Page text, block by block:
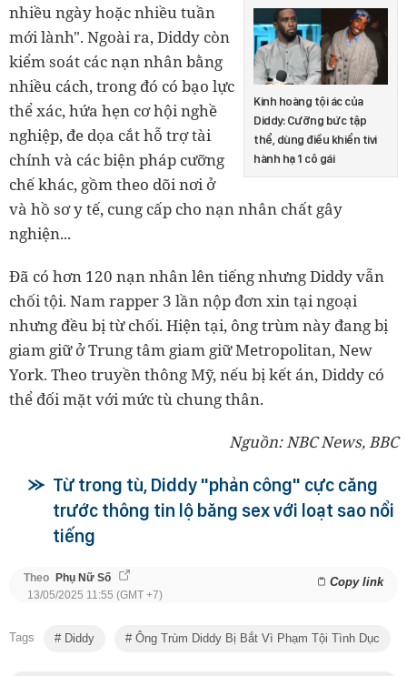
Kinh hoàng tội ác của
Diddy: Cưỡng bức tập
thể, dùng điều khiển tivi
hành hạ 1 cô gái
nhiều ngày hoặc nhiều tuần
mới lành". Ngoài ra, Diddy còn
kiểm soát các nạn nhân bằng
nhiều cách, trong đó có bạo lực
thể xác, hứa hẹn cơ hội nghề
nghiệp, đe dọa cắt hỗ trợ tài
chính và các biện pháp cưỡng
chế khác, gồm theo dõi nơi ở
và hồ sơ y tế, cung cấp cho nạn nhân chất gây
nghiện...
Đã có hơn 120 nạn nhân lên tiếng nhưng Diddy vẫn
chối tội. Nam rapper 3 lần nộp đơn xin tại ngoại
nhưng đều bị từ chối. Hiện tại, ông trùm này đang bị
giam giữ ở Trung tâm giam giữ Metropolitan, New
York. Theo truyền thông Mỹ, nếu bị kết án, Diddy có
thể đối mặt với mức tù chung thân.
Nguồn: NBC News, BBC
Từ trong tù, Diddy "phản công" cực căng
trước thông tin lộ băng sex với loạt sao nổi
tiếng
Theo Phụ Nữ Số Copy link
13/05/2025 11:55 (GMT +7)
Tags Diddy Ông Trùm Diddy Bị Bắt Vì Phạm Tội Tình Dục